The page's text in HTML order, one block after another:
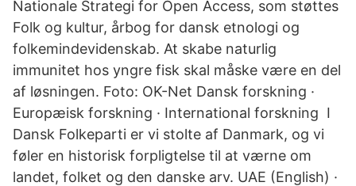
Nationale Strategi for Open Access, som støttes
Folk og kultur, årbog for dansk etnologi og
folkemindevidenskab. At skabe naturlig
immunitet hos yngre fisk skal måske være en del
af løsningen. Foto: OK-Net Dansk forskning ·
Europæisk forskning · International forskning I
Dansk Folkeparti er vi stolte af Danmark, og vi
føler en historisk forpligtelse til at værne om
landet, folket og den danske arv. UAE (English) ·